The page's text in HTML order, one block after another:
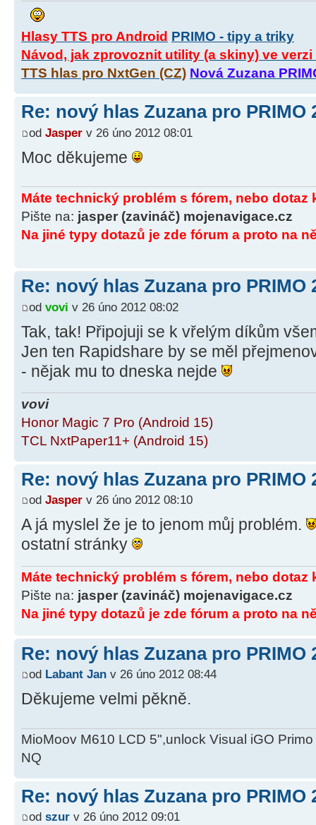
Hlasy TTS pro Android PRIMO - tipy a triky
Návod, jak zprovoznit utility (a skiny) ve
TTS hlas pro NxtGen (CZ) Nová Zuzana
Re: nový hlas Zuzana pro PRIMO
od Jasper v 26 úno 2012 08:01
Moc děkujeme
Máte technický problém s fórem, nebo dotaz
Pište na: jasper (zavináč) mojenavigace.cz
Na jiné typy dotazů je zde fórum a proto na
Re: nový hlas Zuzana pro PRIMO
od vovi v 26 úno 2012 08:02
Tak, tak! Připojuji se k vřelým díkům
Jen ten Rapidshare by se měl
- nějak mu to dneska nejde
vovi
Honor Magic 7 Pro (Android 15)
TCL NxtPaper11+ (Android 15)
Re: nový hlas Zuzana pro PRIMO
od Jasper v 26 úno 2012 08:10
A já myslel že je to jenom můj problém.
ostatní stránky
Máte technický problém s fórem, nebo dotaz
Pište na: jasper (zavináč) mojenavigace.cz
Na jiné typy dotazů je zde fórum a proto na
Re: nový hlas Zuzana pro PRIMO
od Labant Jan v 26 úno 2012 08:44
Děkujeme velmi pěkně.
MioMoov M610 LCD 5",unlock Visual iGO
NQ
Re: nový hlas Zuzana pro PRIMO
od szur v 26 úno 2012 09:01